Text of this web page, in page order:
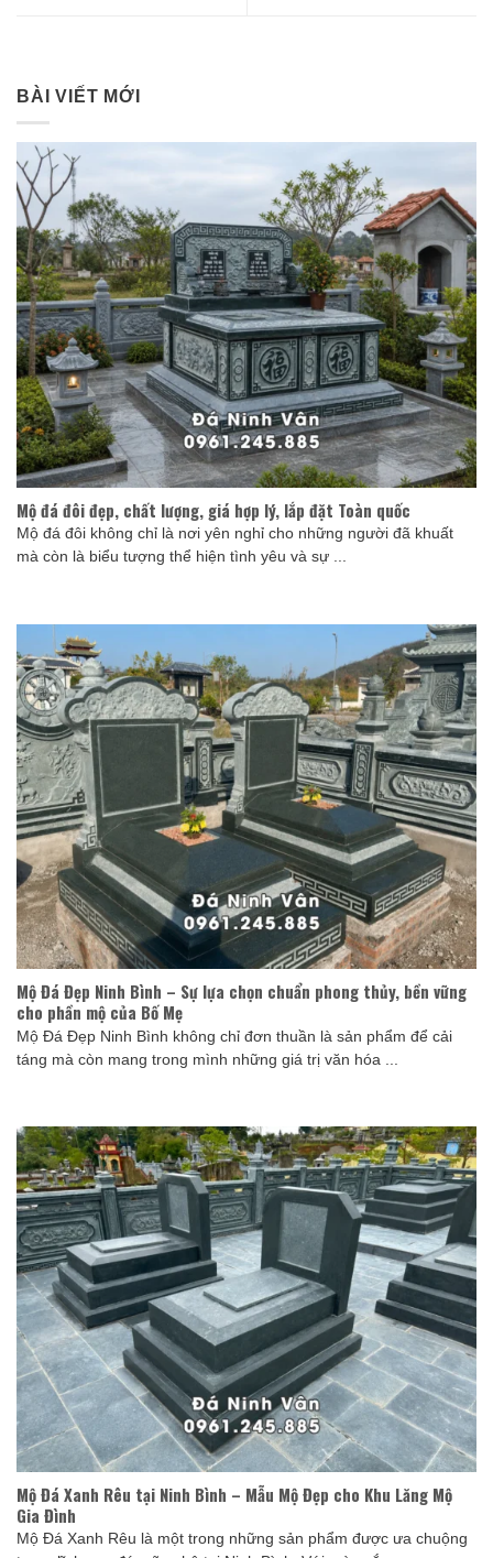
BÀI VIẾT MỚI
Mộ đá đôi đẹp, chất lượng, giá hợp lý, lắp đặt Toàn quốc
Mộ đá đôi không chỉ là nơi yên nghỉ cho những người đã khuất
mà còn là biểu tượng thể hiện tình yêu và sự ...
Mộ Đá Đẹp Ninh Bình – Sự lựa chọn chuẩn phong thủy, bền vững
cho phần mộ của Bố Mẹ
Mộ Đá Đẹp Ninh Bình không chỉ đơn thuần là sản phẩm để cải
táng mà còn mang trong mình những giá trị văn hóa ...
Mộ Đá Xanh Rêu tại Ninh Bình – Mẫu Mộ Đẹp cho Khu Lăng Mộ
Gia Đình
Mộ Đá Xanh Rêu là một trong những sản phẩm được ưa chuộng